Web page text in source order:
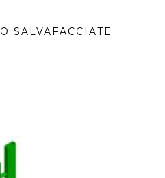
SALVAFACCIATE